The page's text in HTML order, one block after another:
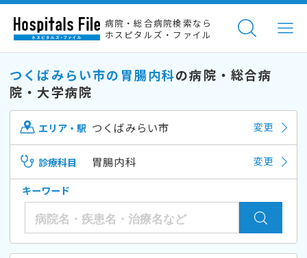
病院・総合病院検索なら
ホスピタルズ・ファイル
つくばみらい市の胃腸内科の病院・総合病
院・大学病院
エリア・駅 つくばみらい市 変更
診療科目 胃腸内科 変更
キーワード